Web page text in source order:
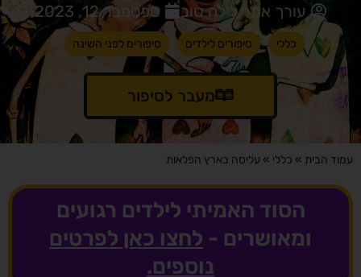
עורך אתר לילה טוב ספטמבר 12, 2023
כללי סיפורים לילדים סיפורים לפני השינה
מעבר לסיפור
עמוד הבית » כללי » עליסה בארץ הפלאות
הסוד האמיתי לילדים רגועים
ומאושרים - לחצו כאן לפרטים
נוספים.